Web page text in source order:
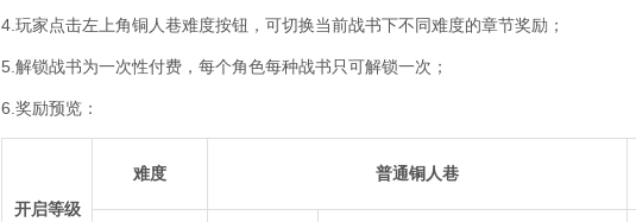
4.玩家点击左上角铜人巷难度按钮，可切换当前战书下不同难度的章节奖励；
5.解锁战书为一次性付费，每个角色每种战书只可解锁一次；
6.奖励预览：
开启等级
难度 普通铜人巷